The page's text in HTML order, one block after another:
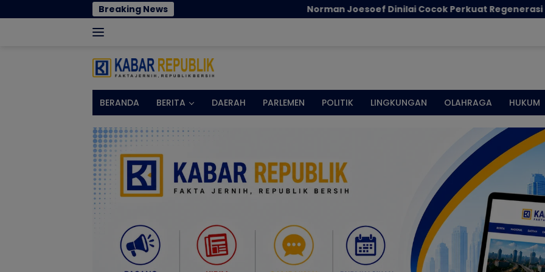
ke
Breaking News Norman Joesoef Dinilai Cocok Perkuat Regenerasi dan Inovasi
BERANDA BERITA DAERAH PARLEMEN POLITIK LINGKUNGAN OLAHRAGA HUKUM